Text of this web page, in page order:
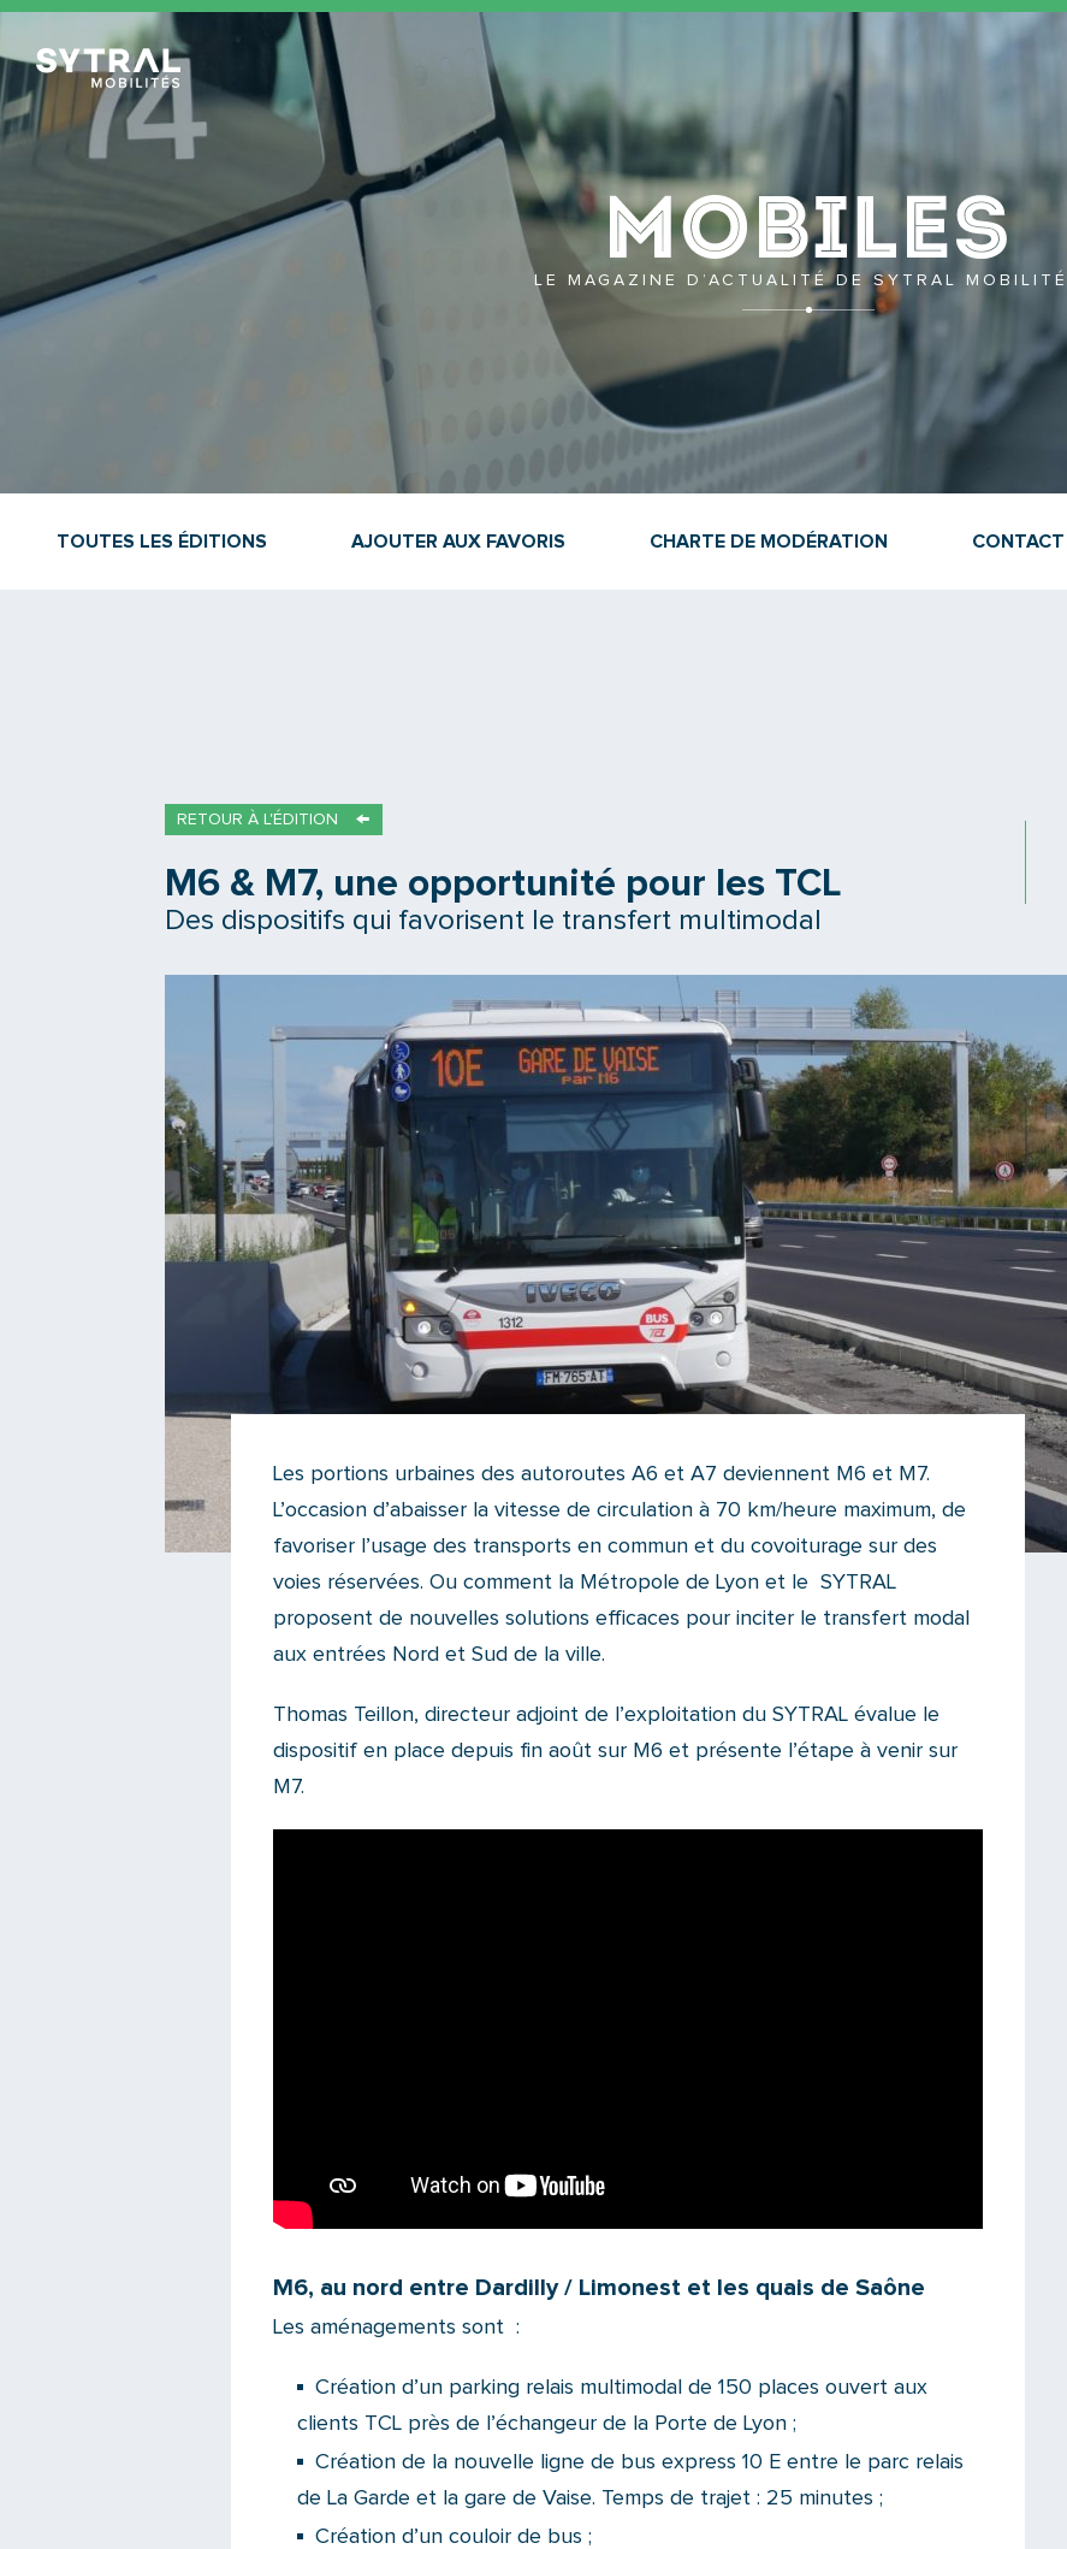
TCL Sytral
LE MAGAZINE D’ACTUALITÉ DE SYTRAL
TOUTES LES ÉDITIONS AJOUTER AUX FAVORIS CHARTE DE MODÉRATION CONTACT
RETOUR À L'ÉDITION
M6 & M7, une opportunité pour les TCL
Des dispositifs qui favorisent le transfert multimodal
Les portions urbaines des autoroutes A6 et A7 deviennent M6 et M7.
L’occasion d’abaisser la vitesse de circulation à 70 km/heure maximum, de
favoriser l’usage des transports en commun et du covoiturage sur des
voies réservées. Ou comment la Métropole de Lyon et le SYTRAL
proposent de nouvelles solutions efficaces pour inciter le transfert modal
aux entrées Nord et Sud de la ville.
Thomas Teillon, directeur adjoint de l’exploitation du SYTRAL évalue le
dispositif en place depuis fin août sur M6 et présente l’étape à venir sur
M7.
M6, au nord entre Dardilly / Limonest et les quais de Saône
Les aménagements sont :
Création d’un parking relais multimodal de 150 places ouvert aux
clients TCL près de l’échangeur de la Porte de Lyon ;
Création de la nouvelle ligne de bus express 10 E entre le parc relais
de La Garde et la gare de Vaise. Temps de trajet : 25 minutes ;
Création d’un couloir de bus ;